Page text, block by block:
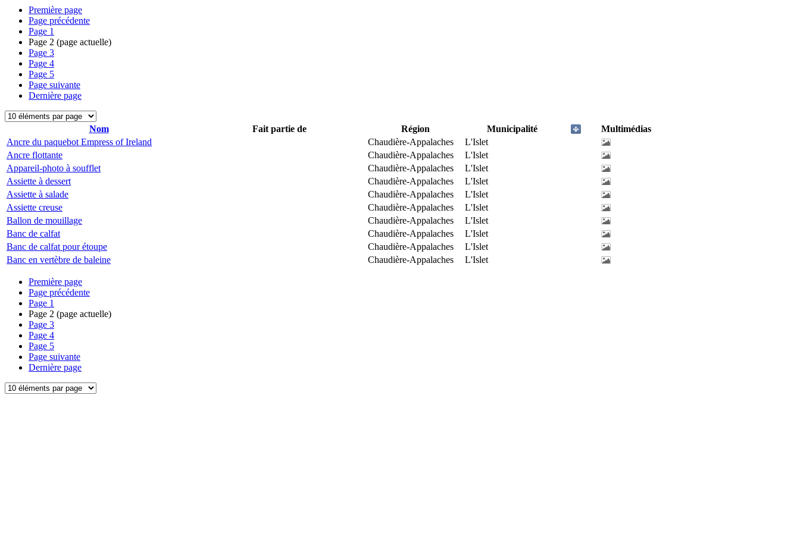
Première page
Page précédente
Page 1
Page 2 (page actuelle)
Page 3
Page 4
Page 5
Page suivante
Dernière page
Nom Fait partie de Région Municipalité
Multimédias
Ancre du paquebot Empress of Ireland
Chaudière-Appalaches
L'Islet
Ancre flottante
Chaudière-Appalaches
L'Islet
Appareil-photo à soufflet
Chaudière-Appalaches
L'Islet
Assiette à dessert
Chaudière-Appalaches
L'Islet
Assiette à salade
Chaudière-Appalaches
L'Islet
Assiette creuse
Chaudière-Appalaches
L'Islet
Ballon de mouillage
Chaudière-Appalaches
L'Islet
Banc de calfat
Chaudière-Appalaches
L'Islet
Banc de calfat pour étoupe
Chaudière-Appalaches
L'Islet
Banc en vertèbre de baleine
Chaudière-Appalaches L'Islet
Première page
Page précédente
Page 1
Page 2 (page actuelle)
Page 3
Page 4
Page 5
Page suivante
Dernière page